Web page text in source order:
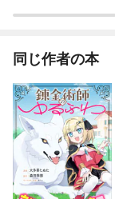
同じ作者の本